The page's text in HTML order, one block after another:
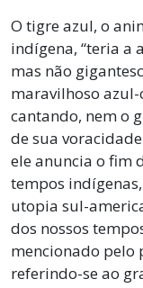
O tigre azul, o
indígena, “teria a
mas não
maravilhoso azul-
cantando, nem o
de sua
ele anuncia o fim
tempos
utopia sul-
dos nossos
mencionado pelo
referindo-se ao